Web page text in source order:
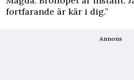
fortfarande är kär i dig.”
Annons